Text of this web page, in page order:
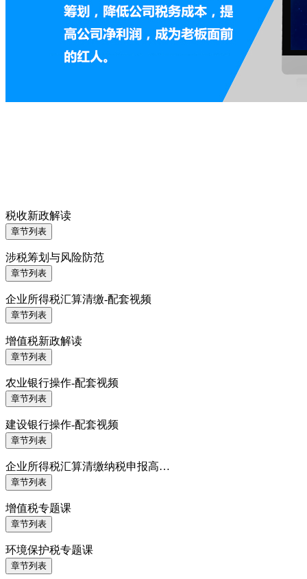
税收新政解读
章节列表
涉税筹划与风险防范
章节列表
企业所得税汇算清缴-配套视频
章节列表
增值税新政解读
章节列表
农业银行操作-配套视频
章节列表
建设银行操作-配套视频
章节列表
企业所得税汇算清缴纳税申报高…
章节列表
增值税专题课
章节列表
环境保护税专题课
章节列表